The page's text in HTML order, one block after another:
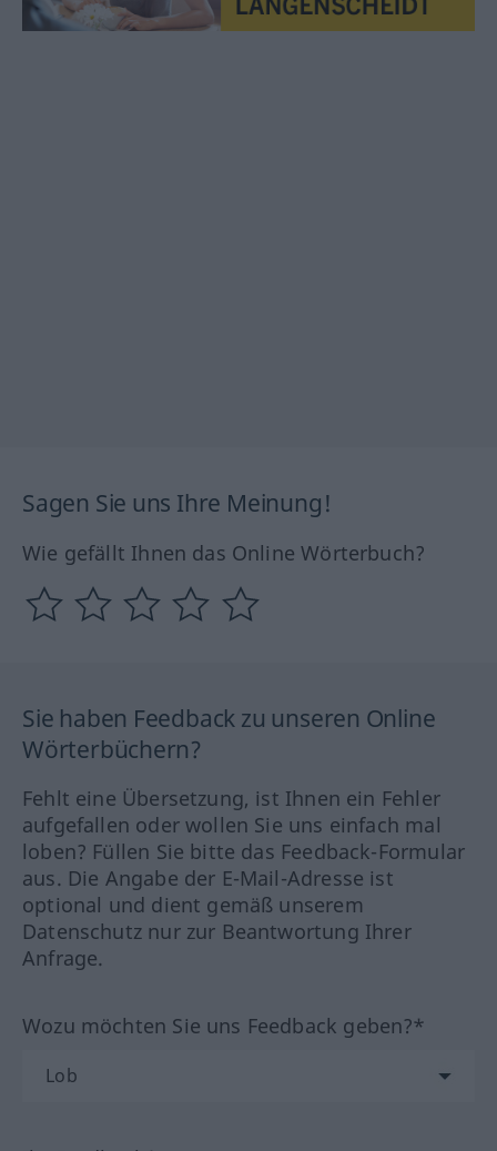
Sagen Sie uns Ihre Meinung!
Wie gefällt Ihnen das Online Wörterbuch?
Sie haben Feedback zu unseren Online
Wörterbüchern?
Fehlt eine Übersetzung, ist Ihnen ein Fehler
aufgefallen oder wollen Sie uns einfach mal
loben? Füllen Sie bitte das Feedback-Formular
aus. Die Angabe der E-Mail-Adresse ist
optional und dient gemäß unserem
Datenschutz nur zur Beantwortung Ihrer
Anfrage.
Wozu möchten Sie uns Feedback geben?*